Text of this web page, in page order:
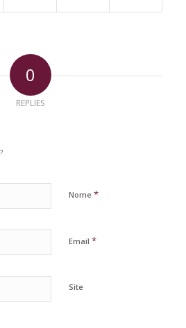
0
REPLIES
Nome *
Email *
Site